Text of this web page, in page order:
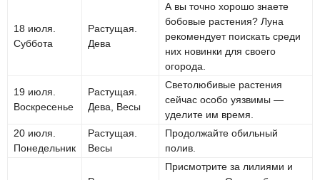
18 июля.
Суббота
Растущая.
Дева
А вы точно хорошо знаете
бобовые растения? Луна
рекомендует поискать среди
них новинки для своего
огорода.
19 июля.
Воскресенье
Растущая.
Дева, Весы
Светолюбивые растения
сейчас особо уязвимы —
уделите им время.
20 июля.
Понедельник
Растущая.
Весы
Продолжайте обильный
полив.
Присмотрите за лилиями и